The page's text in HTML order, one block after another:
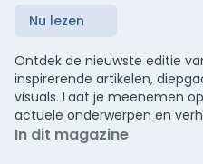
Nu lezen
Ontdek de nieuwste editie
inspirerende artikelen,
visuals. Laat je meenemen
actuele onderwerpen en
In dit magazine